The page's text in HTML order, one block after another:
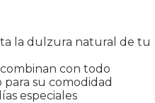
la dulzura natural de tu
con todo
para su comodidad
especiales